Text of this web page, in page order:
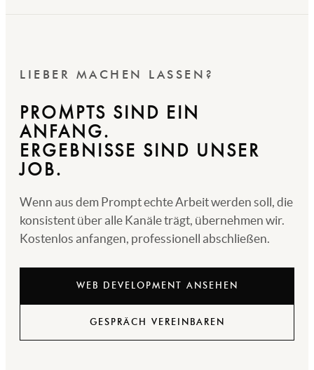
LIEBER MACHEN LASSEN?
PROMPTS SIND EIN
ANFANG.
ERGEBNISSE SIND UNSER
JOB.
Wenn aus dem Prompt echte Arbeit werden soll, die
konsistent über alle Kanäle trägt, übernehmen wir.
Kostenlos anfangen, professionell abschließen.
WEB DEVELOPMENT ANSEHEN
GESPRÄCH VEREINBAREN